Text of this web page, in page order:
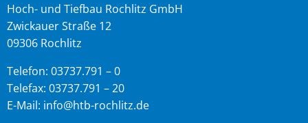
Hoch- und Tiefbau Rochlitz GmbH
Zwickauer Straße 12
09306 Rochlitz
Telefon: 03737.791 – 0
Telefax: 03737.791 – 20
E-Mail: info@htb-rochlitz.de